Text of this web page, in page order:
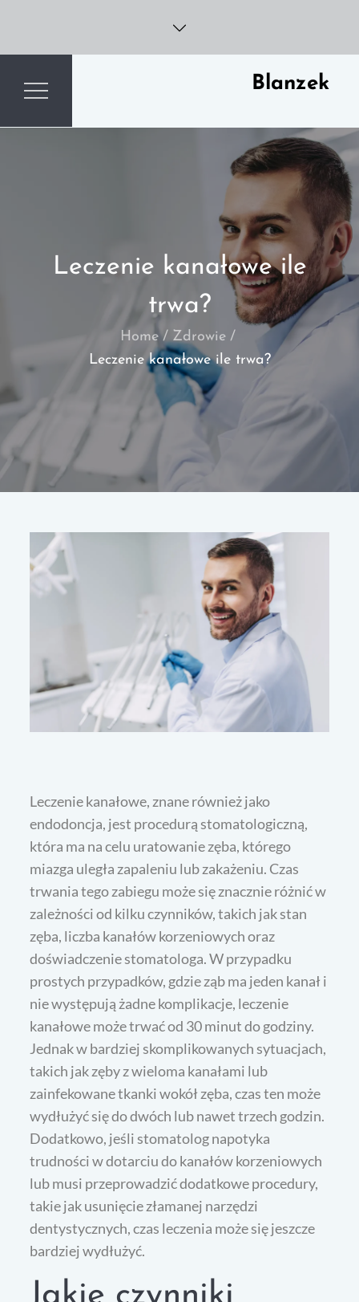
content
Blanzek
Leczenie kanałowe ile
trwa?
Home
Zdrowie
Leczenie kanałowe ile trwa?
Leczenie kanałowe, znane również jako
endodoncja, jest procedurą stomatologiczną,
która ma na celu uratowanie zęba, którego
miazga uległa zapaleniu lub zakażeniu. Czas
trwania tego zabiegu może się znacznie różnić w
zależności od kilku czynników, takich jak stan
zęba, liczba kanałów korzeniowych oraz
doświadczenie stomatologa. W przypadku
prostych przypadków, gdzie ząb ma jeden kanał i
nie występują żadne komplikacje, leczenie
kanałowe może trwać od 30 minut do godziny.
Jednak w bardziej skomplikowanych sytuacjach,
takich jak zęby z wieloma kanałami lub
zainfekowane tkanki wokół zęba, czas ten może
wydłużyć się do dwóch lub nawet trzech godzin.
Dodatkowo, jeśli stomatolog napotyka
trudności w dotarciu do kanałów korzeniowych
lub musi przeprowadzić dodatkowe procedury,
takie jak usunięcie złamanej narzędzi
dentystycznych, czas leczenia może się jeszcze
bardziej wydłużyć.